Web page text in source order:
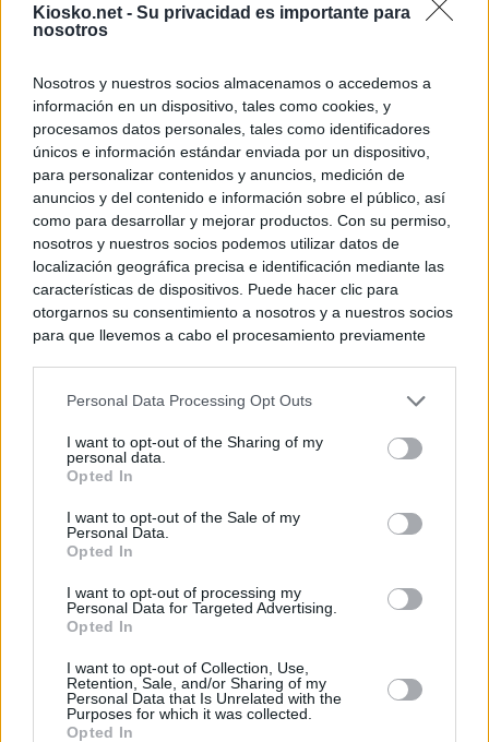
Kiosko.net - Su privacidad es importante para
nosotros
Nosotros y nuestros socios almacenamos o accedemos a
información en un dispositivo, tales como cookies, y
procesamos datos personales, tales como identificadores
únicos e información estándar enviada por un dispositivo,
para personalizar contenidos y anuncios, medición de
anuncios y del contenido e información sobre el público, así
como para desarrollar y mejorar productos. Con su permiso,
nosotros y nuestros socios podemos utilizar datos de
localización geográfica precisa e identificación mediante las
características de dispositivos. Puede hacer clic para
otorgarnos su consentimiento a nosotros y a nuestros socios
para que llevemos a cabo el procesamiento previamente
negar su consentimiento. Tenga en cuenta que algún
de su consentimiento, pero usted tiene el derecho de
rechazar tal procesamiento. Sus preferencias se aplicarán
cualquier momento entrando de nuevo en este sitio web o
visitando nuestra política de privacidad.
Personal Data Processing Opt Outs
I want to opt-out of the Sharing of my
personal data.
Opted In
I want to opt-out of the Sale of my
Personal Data.
Opted In
I want to opt-out of processing my
Personal Data for Targeted Advertising.
Opted In
I want to opt-out of Collection, Use,
Retention, Sale, and/or Sharing of my
Personal Data that Is Unrelated with the
Purposes for which it was collected.
Opted In